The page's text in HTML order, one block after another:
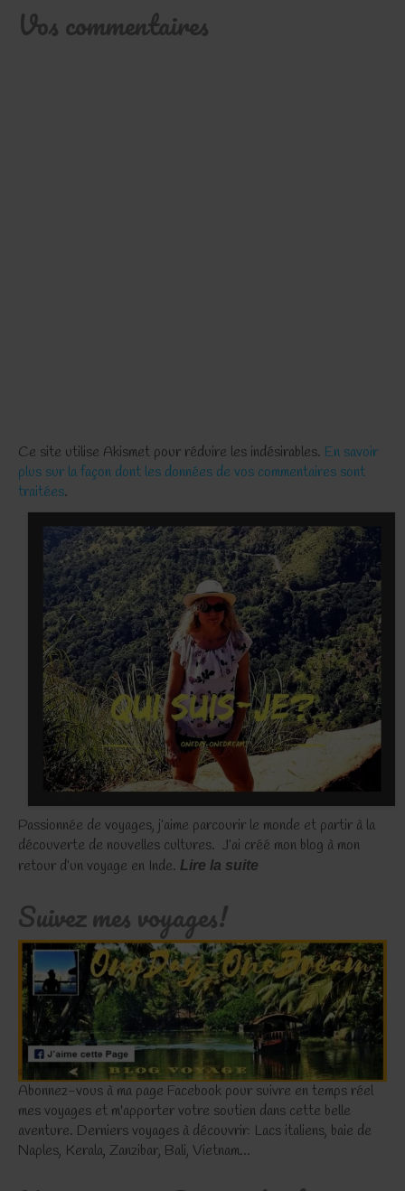
Vos commentaires
Ce site utilise Akismet pour réduire les indésirables. En savoir
plus sur la façon dont les données de vos commentaires sont
traitées.
Passionnée de voyages, j’aime parcourir le monde et partir à la
découverte de nouvelles cultures. J’ai créé mon blog à mon
retour d’un voyage en Inde. Lire la suite
Suivez mes voyages!
Abonnez-vous à ma page Facebook pour suivre en temps réel
mes voyages et m'apporter votre soutien dans cette belle
aventure. Derniers voyages à découvrir: Lacs italiens, baie de
Naples, Kerala, Zanzibar, Bali, Vietnam...